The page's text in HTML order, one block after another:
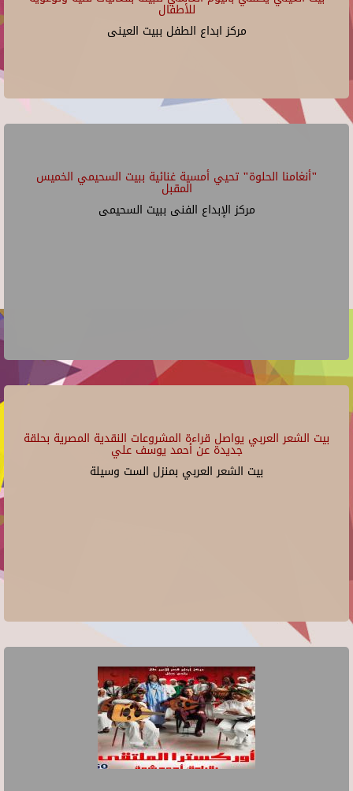
للأطفال
مركز ابداع الطفل ببيت العينى
"أنغامنا الحلوة" تحيي أمسية غنائية ببيت السحيمي الخميس
المقبل
مركز الإبداع الفنى ببيت السحيمى
بيت الشعر العربي يواصل قراءة المشروعات النقدية المصرية بحلقة
جديدة عن أحمد يوسف علي
بيت الشعر العربي بمنزل الست وسيلة